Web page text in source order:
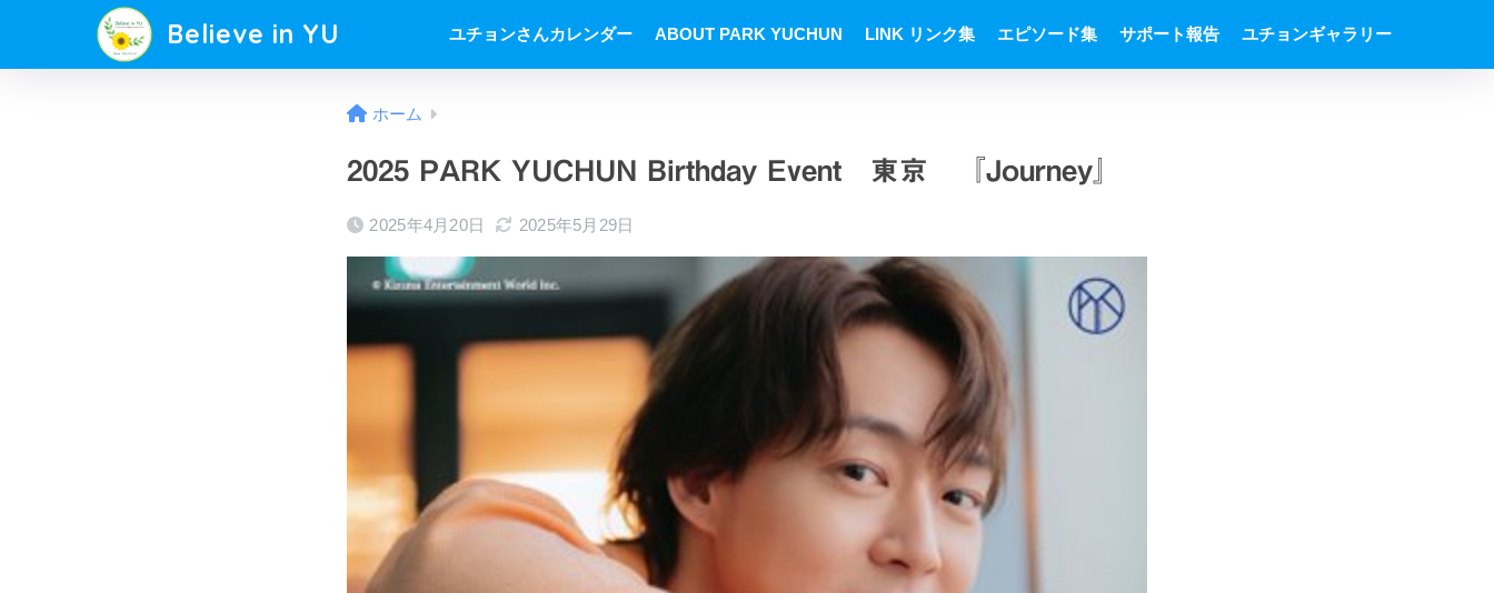
Believe in YU ユチョンさんカレンダー ABOUT PARK YUCHUN LINK リンク集 エピソード集 サポート報告 ユチョンギャラリー
ホーム
2025 PARK YUCHUN Birthday Event 東京 『Journey』
2025年4月20日 2025年5月29日